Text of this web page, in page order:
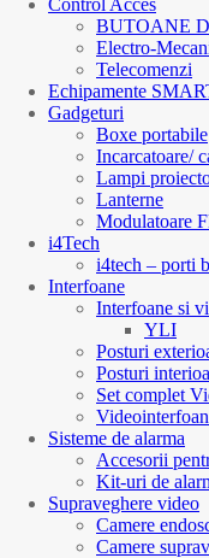
Control Acces
BUTOANE
Electro-
Telecomenzi
Echipamente
Gadgeturi
Boxe portabile
Incarcatoare/
Lampi
Lanterne
Modulatoare
i4Tech
i4tech – porti
Interfoane
Interfoane si
YLI
Posturi
Posturi
Set complet
Sisteme de alarma
Accesorii
Kit-uri de
Supraveghere video
Camere
Camere